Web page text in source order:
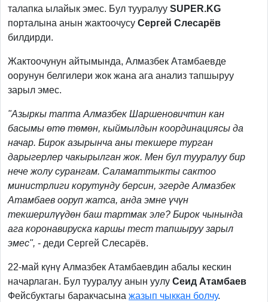
талапка ылайык эмес. Бул тууралуу SUPER.KG
порталына анын жактоочусу Сергей Слесарёв
билдирди.
Жактоочунун айтымында, Алмазбек Атамбаевде
оорунун белгилери жок жана ага анализ тапшыруу
зарыл эмес.
"Азыркы тапта Алмазбек Шаршеновичтин кан
басымы өтө төмөн, кыймылдын координациясы да
начар. Бирок азырынча аны текшере турган
дарыгерлер чакырылган жок. Мен бул тууралуу бир
нече жолу сурангам. Саламаттыкты сактоо
министрлиги корутунду берсин, эгерде Алмазбек
Атамбаев ооруп жатса, анда эмне үчүн
текшерилүүдөн баш тартмак эле? Бирок чынында
ага коронавируска каршы тест тапшыруу зарыл
эмес", - деди Сергей Слесарёв.
22-май күнү Алмазбек Атамбаевдин абалы кескин
начарлаган. Бул тууралуу анын уулу Сеид Атамбаев
Фейсбуктагы баракчасына жазып чыккан болчу.